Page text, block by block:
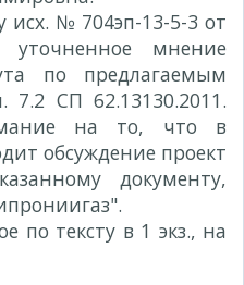
№ 704эп-13-5-3 от
уточненное мнение
по предлагаемым
СП 62.13130.2011.
на то, что в
обсуждение проект
документу,
по тексту в 1 экз., на